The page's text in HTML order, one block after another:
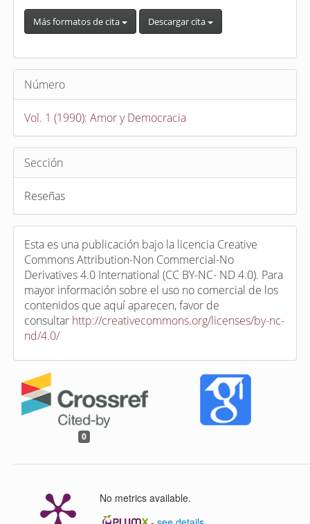
Más formatos de cita Descargar cita
Número
Vol. 1 (1990): Amor y Democracia
Sección
Reseñas
Esta es una publicación bajo la licencia Creative
Commons Attribution-Non Commercial-No
Derivatives 4.0 International (CC BY-NC- ND 4.0). Para
mayor información sobre el uso no comercial de los
contenidos que aquí aparecen, favor de
consultar http://creativecommons.org/licenses/by-nc-
nd/4.0/
0
No metrics available.